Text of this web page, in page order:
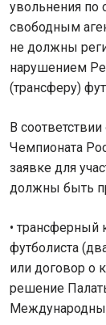
увольнения по
свободным
не должны
нарушением
(трансферу)
В
Чемпионата
заявке для
должны быть
• трансферный
футболиста
или договор о
решение